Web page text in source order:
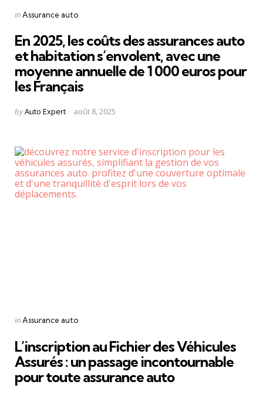
Categories
Posted
inAssurance auto
En 2025, les coûts des assurances auto
et habitation s’envolent, avec une
moyenne annuelle de 1 000 euros pour
les Français
Posted
byAuto Expert août 8, 2025
Categories
Posted
inAssurance auto
L’inscription au Fichier des Véhicules
Assurés : un passage incontournable
pour toute assurance auto